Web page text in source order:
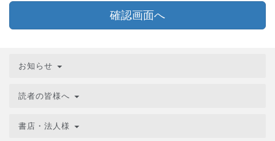
確認画面へ
お知らせ
読者の皆様へ
書店・法人様